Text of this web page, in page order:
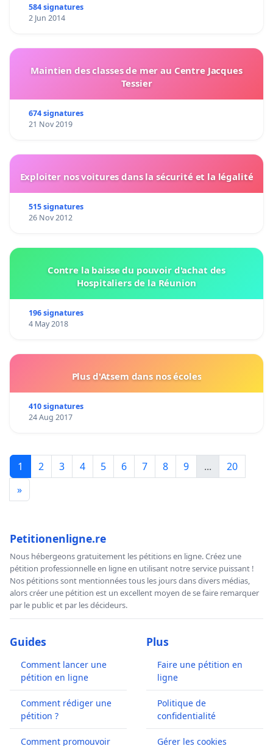
584 signatures
2 Jun 2014
Maintien des classes de mer au Centre Jacques
Tessier
674 signatures
21 Nov 2019
Exploiter nos voitures dans la sécurité et la légalité
515 signatures
26 Nov 2012
Contre la baisse du pouvoir d'achat des
Hospitaliers de la Réunion
196 signatures
4 May 2018
Plus d'Atsem dans nos écoles
410 signatures
24 Aug 2017
1 2 3 4 5 6 7 8 9 ...
20
»
Petitionenligne.re
Nous hébergeons gratuitement les pétitions en ligne. Créez une
pétition professionnelle en ligne en utilisant notre service puissant !
Nos pétitions sont mentionnées tous les jours dans divers médias,
alors créer une pétition est un excellent moyen de se faire remarquer
par le public et par les décideurs.
Guides
Comment lancer une
pétition en ligne
Comment rédiger une
pétition ?
Comment promouvoir
Plus
Faire une pétition en
ligne
Politique de
confidentialité
Gérer les cookies